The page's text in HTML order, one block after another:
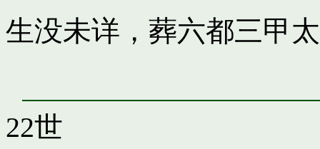
生没未详，葬六都三甲
22世